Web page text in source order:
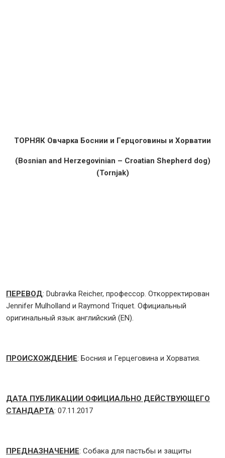
ТОРНЯК Овчарка Боснии и Герцоговины и Хорватии
(Bosnian and Herzegovinian – Croatian Shepherd dog)
(Tornjak)
ПЕРЕВОД: Dubravka Reicher, профессор. Откорректирован
Jennifer Mulholland и Raymond Triquet. Официальный
оригинальный язык английский (EN).
ПРОИСХОЖДЕНИЕ: Босния и Герцеговина и Хорватия.
ДАТА ПУБЛИКАЦИИ ОФИЦИАЛЬНО ДЕЙСТВУЮЩЕГО
СТАНДАРТА: 07.11.2017
ПРЕДНАЗНАЧЕНИЕ: Собака для пастьбы и защиты